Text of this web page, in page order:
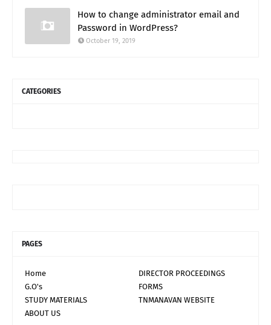
How to change administrator email and
Password in WordPress?
October 19, 2019
CATEGORIES
PAGES
Home
DIRECTOR PROCEEDINGS
G.O's
FORMS
STUDY MATERIALS
TNMANAVAN WEBSITE
ABOUT US